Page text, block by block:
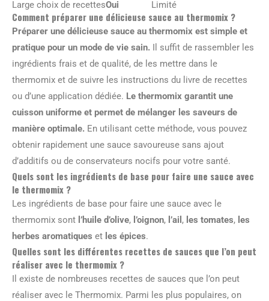
Large choix de recettesOui Limité
Comment préparer une délicieuse sauce au thermomix ?
Préparer une délicieuse sauce au thermomix est simple et
pratique pour un mode de vie sain. Il suffit de rassembler les
ingrédients frais et de qualité, de les mettre dans le
thermomix et de suivre les instructions du livre de recettes
ou d’une application dédiée. Le thermomix garantit une
cuisson uniforme et permet de mélanger les saveurs de
manière optimale. En utilisant cette méthode, vous pouvez
obtenir rapidement une sauce savoureuse sans ajout
d’additifs ou de conservateurs nocifs pour votre santé.
Quels sont les ingrédients de base pour faire une sauce avec
le thermomix ?
Les ingrédients de base pour faire une sauce avec le
thermomix sont l’huile d’olive, l’oignon, l’ail , les tomates, les
herbes aromatiques et les épices.
Quelles sont les différentes recettes de sauces que l’on peut
réaliser avec le thermomix ?
Il existe de nombreuses recettes de sauces que l’on peut
réaliser avec le Thermomix. Parmi les plus populaires, on